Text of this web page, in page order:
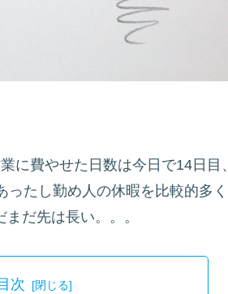
に費やせた日数は今日で14日目
たし勤め人の休暇を比較的多
だ先は長い。。。
次